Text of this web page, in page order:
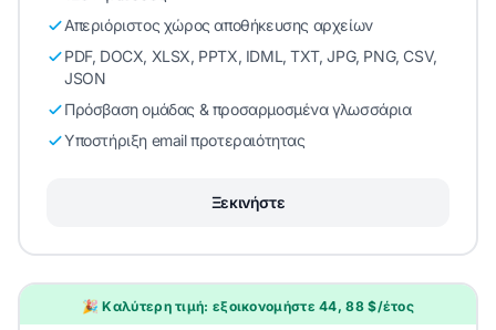
Απεριόριστος χώρος αποθήκευσης αρχείων
PDF, DOCX, XLSX, PPTX, IDML, TXT, JPG, PNG, CSV,
JSON
Πρόσβαση ομάδας & προσαρμοσμένα γλωσσάρια
Υποστήριξη email προτεραιότητας
Ξεκινήστε
🎉 Καλύτερη τιμή: εξοικονομήστε 44, 88 $/έτος